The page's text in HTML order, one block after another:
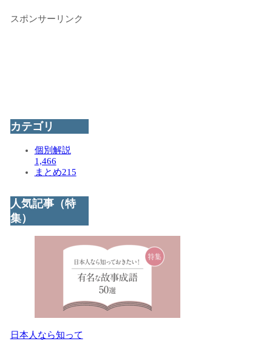
スポンサーリンク
カテゴリ
個別解説
1,466
まとめ215
人気記事（特
集）
日本人なら知って